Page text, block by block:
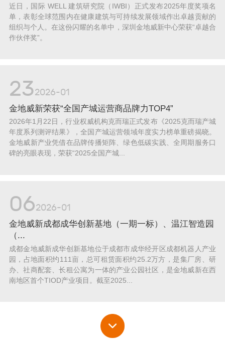
近日，国际 WELL 建筑研究院（IWBI）正式发布2025年度奖项名
单，表彰全球范围内在健康建筑与可持续发展领域作出卓越贡献的
组织与个人。在这份闪耀的名单中，深圳金地威新中心荣获“卓越合
作伙伴奖”。
232026-01
金地威新荣获“全国产城运营商品牌力TOP4”
2026年1月22日，行业权威机构克而瑞正式发布《2025克而瑞产城
年度系列测评结果》，全国产城运营领域年度实力榜单重磅揭晓。
金地威新产业凭借在品牌传播矩阵、绿色低碳实践、全周期服务口
碑的亮眼表现，荣获“2025全国产城...
062026-01
金地威新成都成华创新基地（一期一标）、温江智造园
（...
成都金地威新成华创新基地位于成都市成华经开区成都机器人产业
园，占地面积约111亩，总可租赁面积约25.2万方，是集厂房、研
办、社商配套、长租公寓为一体的产业公园社区，是金地威新在西
南地区首个TIOD产业项目。截至2025...